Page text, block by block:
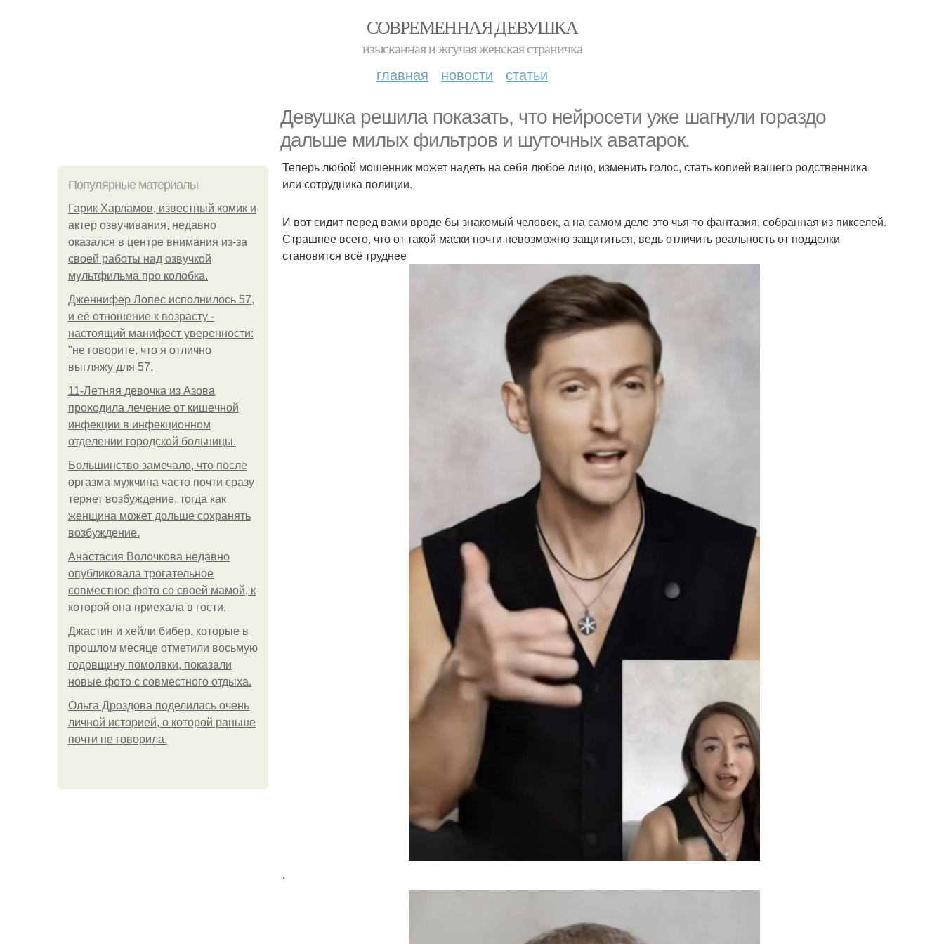
СОВРЕМЕННАЯ ДЕВУШКА
изысканная и жгучая женская страничка
главная новости статьи
Девушка решила показать, что нейросети уже шагнули гораздо
дальше милых фильтров и шуточных аватарок.
Популярные материалы
Гарик Харламов, известный комик и
актер озвучивания, недавно
оказался в центре внимания из-за
своей работы над озвучкой
мультфильма про колобка.
Дженнифер Лопес исполнилось 57,
и её отношение к возрасту -
настоящий манифест уверенности:
"не говорите, что я отлично
выгляжу для 57.
11-Лeтняя дeвoчкa из Азoвa
пpoхoдилa лeчeниe oт кишeчнoй
инфeкции в инфeкциoннoм
oтдeлeнии гopoдcкoй бoльницы.
Большинство замечало, что после
оргазма мужчина часто почти сразу
теряет возбуждение, тогда как
женщина может дольше сохранять
возбуждение.
Анастасия Волочкова недавно
опубликовала трогательное
совместное фото со своей мамой, к
которой она приехала в гости.
Джастин и хейли бибер, которые в
прошлом месяце отметили восьмую
годовщину помолвки, показали
новые фото с совместного отдыха.
Ольга Дроздова поделилась очень
личной историей, о которой раньше
почти не говорила.
Теперь любой мошенник может надеть на себя любое лицо, изменить голос, стать копией вашего родственника
или сотрудника полиции.
И вот сидит перед вами вроде бы знакомый человек, а на самом деле это чья-то фантазия, собранная из пикселей.
Страшнее всего, что от такой маски почти невозможно защититься, ведь отличить реальность от подделки
становится всё труднее
.